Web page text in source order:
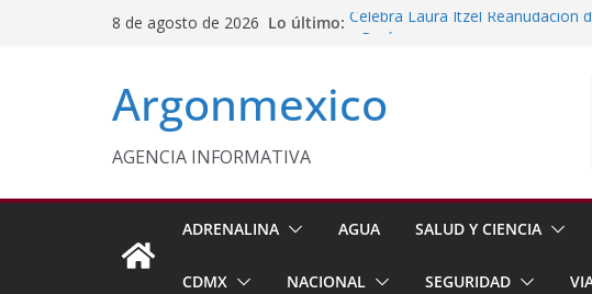
8 de agosto de 2026 Lo último: Celebra Laura Itzel Reanudación
PT Solicita a ASF Auditar
Procesan a Ángel Ernesto “N”
Argonmexico
AGENCIA INFORMATIVA
ADRENALINA AGUA SALUD Y CIENCIA
CDMX NACIONAL SEGURIDAD